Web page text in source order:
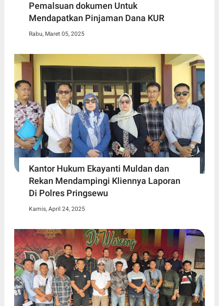
Pemalsuan dokumen Untuk
Mendapatkan Pinjaman Dana KUR
Rabu, Maret 05, 2025
Kantor Hukum Ekayanti Muldan dan
Rekan Mendampingi Kliennya Laporan
Di Polres Pringsewu
Kamis, April 24, 2025